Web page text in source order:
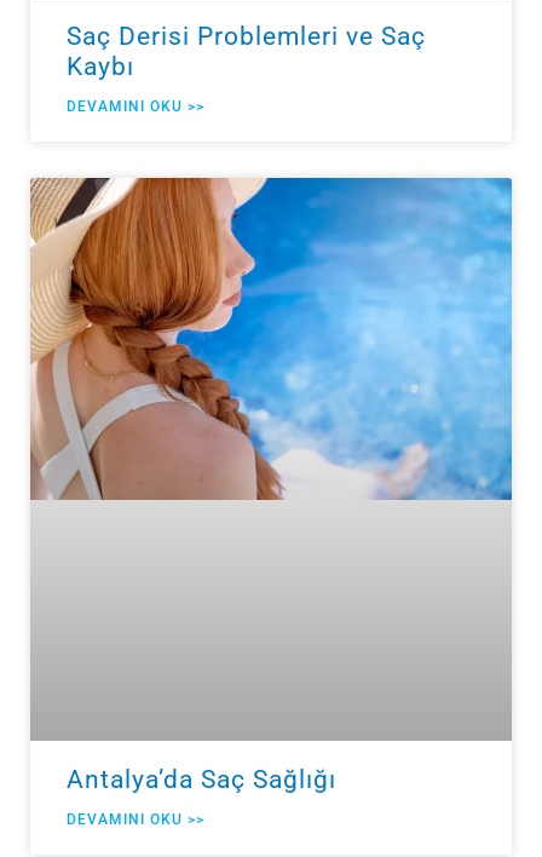
Saç Derisi Problemleri ve Saç
Kaybı
DEVAMINI OKU >>
Antalya’da Saç Sağlığı
DEVAMINI OKU >>